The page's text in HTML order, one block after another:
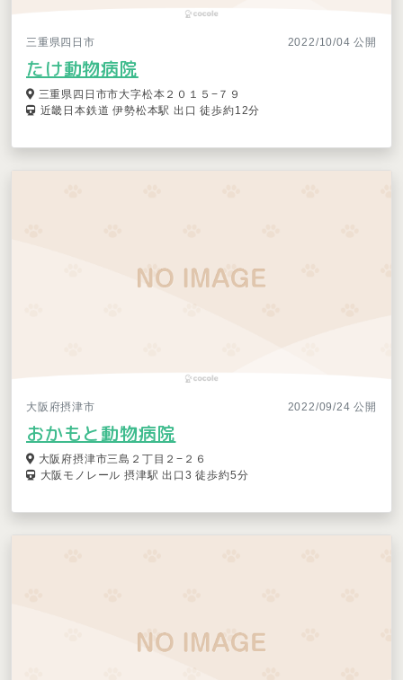
三重県四日市 2022/10/04 公開
たけ動物病院
三重県四日市市大字松本２０１５−７９
近畿日本鉄道 伊勢松本駅 出口 徒歩約12分
大阪府摂津市 2022/09/24 公開
おかもと動物病院
大阪府摂津市三島２丁目２−２６
大阪モノレール 摂津駅 出口3 徒歩約5分